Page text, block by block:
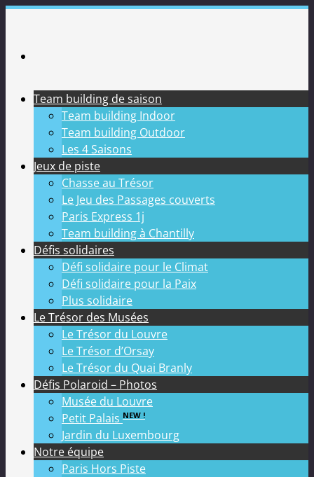
Team building de saison
Team building Indoor
Team building Outdoor
Les 4 Saisons
Jeux de piste
Chasse au Trésor
Le Jeu des Passages couverts
Paris Express 1j
Team building à Chantilly
Défis solidaires
Défi solidaire pour le Climat
Défi solidaire pour la Paix
Plus solidaire
Le Trésor des Musées
Le Trésor du Louvre
Le Trésor d’Orsay
Le Trésor du Quai Branly
Défis Polaroid – Photos
Musée du Louvre
Petit Palais NEW !
Jardin du Luxembourg
Notre équipe
Paris Hors Piste